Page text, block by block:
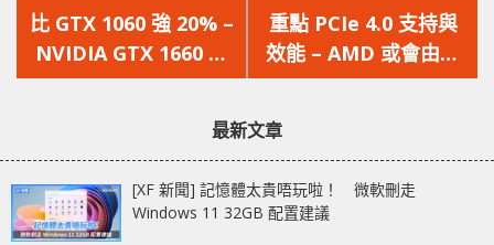
一
篇
文
比 GTX 1060 強 20% –
NVIDIA GTX 1660 Ti
性能跑分曝光
一
篇
文
重點 PCIe 4.0 支持與
效能 – AMD 或會由自
己設計 X570 晶片組
最新文章
[XF 新聞] 記憶體太貴唔玩啦！ 微軟刪走
Windows 11 32GB 配置建議